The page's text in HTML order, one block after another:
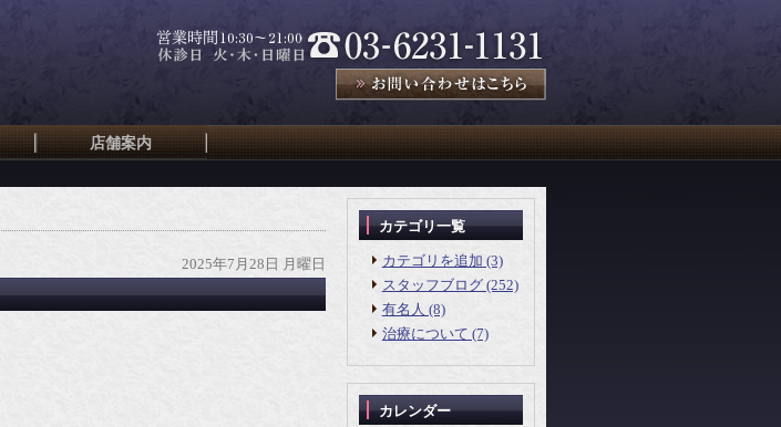
店舗案内
2025年7月28日 月曜日
カテゴリ一覧
カテゴリを追加 (3)
スタッフブログ (252)
有名人 (8)
治療について (7)
カレンダー